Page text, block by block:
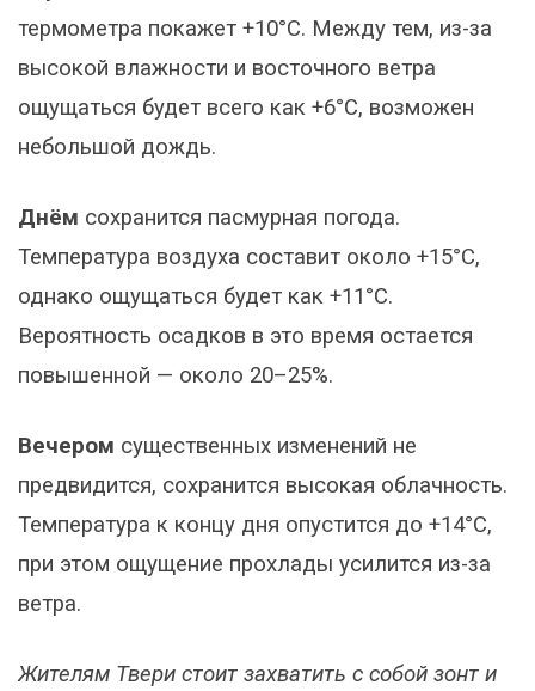
термометра покажет +10°C. Между тем, из-за
высокой влажности и восточного ветра
ощущаться будет всего как +6°C, возможен
небольшой дождь.
Днём сохранится пасмурная погода.
Температура воздуха составит около +15°C,
однако ощущаться будет как +11°C.
Вероятность осадков в это время остается
повышенной — около 20–25%.
Вечером существенных изменений не
предвидится, сохранится высокая облачность.
Температура к концу дня опустится до +14°C,
при этом ощущение прохлады усилится из-за
ветра.
Жителям Твери стоит захватить с собой зонт и